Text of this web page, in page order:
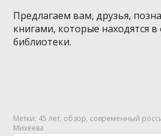
Предлагаем вам, друзья,
книгами, которые находятся
библиотеки.
Метки: 45 лет, обзор, современный
Михеева